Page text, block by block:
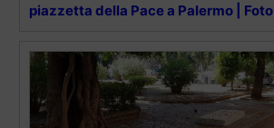
piazzetta della Pace a Palermo | Foto